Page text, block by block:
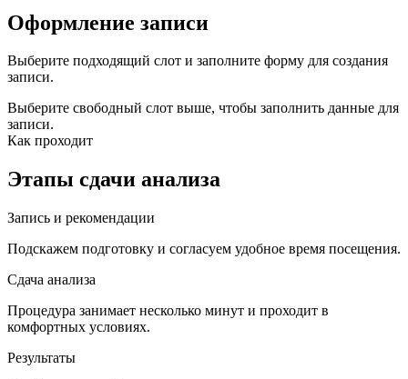
Оформление записи
Выберите подходящий слот и заполните форму для создания
записи.
Выберите свободный слот выше, чтобы заполнить данные для
записи.
Как проходит
Этапы сдачи анализа
Запись и рекомендации
Подскажем подготовку и согласуем удобное время посещения.
Сдача анализа
Процедура занимает несколько минут и проходит в
комфортных условиях.
Результаты